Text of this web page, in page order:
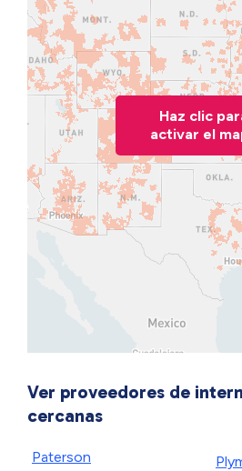
Haz clic
activar el
Ver proveedores de
cercanas
Paterson